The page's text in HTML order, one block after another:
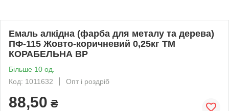
Емаль алкідна (фарба для металу та дерева)
ПФ-115 Жовто-коричневий 0,25кг ТМ
КОРАБЕЛЬНА BP
Більше 10 од.
Код: 1011632
Опт і роздріб
88,50 ₴